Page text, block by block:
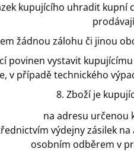
kupujícího uhradit
žádnou zálohu či jinou
povinen vystavit
v případě technického
8. Zboží je
na adresu určenou
výdejny zásilek
osobním odběrem v